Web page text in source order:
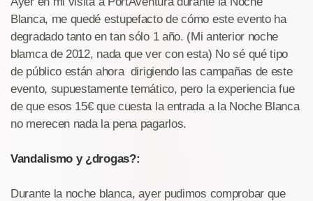
Blanca, me quedé estupefacto de cómo este evento ha
degradado tanto en tan sólo 1 año. (Mi anterior noche
blamca de 2012, nada que ver con esta) No sé qué tipo
de público están ahora dirigiendo las campañas de este
evento, supuestamente temático, pero la experiencia fue
de que esos 15€ que cuesta la entrada a la Noche Blanca
no merecen nada la pena pagarlos.
Vandalismo y ¿drogas?:
Durante la noche blanca, ayer pudimos comprobar que